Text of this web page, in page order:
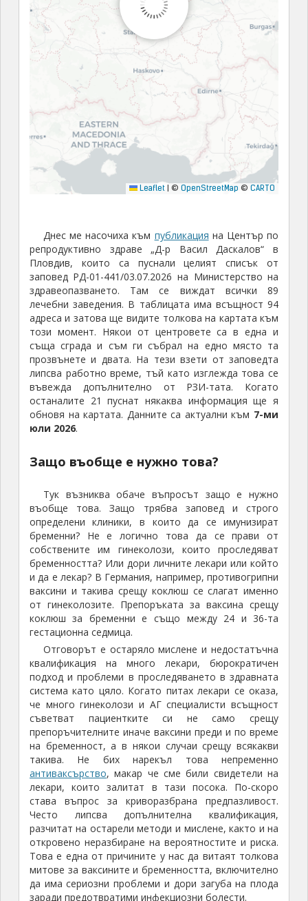
Днес ме насочиха към публикация на Център по
репродуктивно здраве „Д-р Васил Даскалов“ в
Пловдив, които са пуснали целият списък от
заповед РД-01-441/03.07.2026 на Министерство на
здравеопазването. Там се виждат всички 89
лечебни заведения. В таблицата има всъщност 94
адреса и затова ще видите толкова на картата към
този момент. Някои от центровете са в една и
съща сграда и съм ги събрал на едно място та
прозвънете и двата. На тези взети от заповедта
липсва работно време, тъй като изглежда това се
въвежда допълнително от РЗИ-тата. Когато
останалите 21 пуснат някаква информация ще я
обновя на картата. Данните са актуални към 7-ми
юли 2026.
Защо въобще е нужно това?
Тук възниква обаче въпросът защо е нужно
въобще това. Защо трябва заповед и строго
определени клиники, в които да се имунизират
бременни? Не е логично това да се прави от
собствените им гинеколози, които проследяват
бременността? Или дори личните лекари или който
и да е лекар? В Германия, например, противогрипни
ваксини и такива срещу коклюш се слагат именно
от гинеколозите. Препоръката за ваксина срещу
коклюш за бременни е също между 24 и 36-та
гестационна седмица.
Отговорът е остаряло мислене и недостатъчна
квалификация на много лекари, бюрократичен
подход и проблеми в проследяването в здравната
система като цяло. Когато питах лекари се оказа,
че много гинеколози и АГ специалисти всъщност
съветват пациентките си не само срещу
препоръчителните иначе ваксини преди и по време
на бременност, а в някои случаи срещу всякакви
такива. Не бих нарекъл това непременно
антиваксърство, макар че сме били свидетели на
лекари, които залитат в тази посока. По-скоро
става въпрос за криворазбрана предпазливост.
Често липсва допълнителна квалификация,
разчитат на остарели методи и мислене, както и на
откровено неразбиране на вероятностите и риска.
Това е една от причините у нас да витаят толкова
митове за ваксините и бременността, включително
да има сериозни проблеми и дори загуба на плода
заради предотвратими инфекциозни болести.